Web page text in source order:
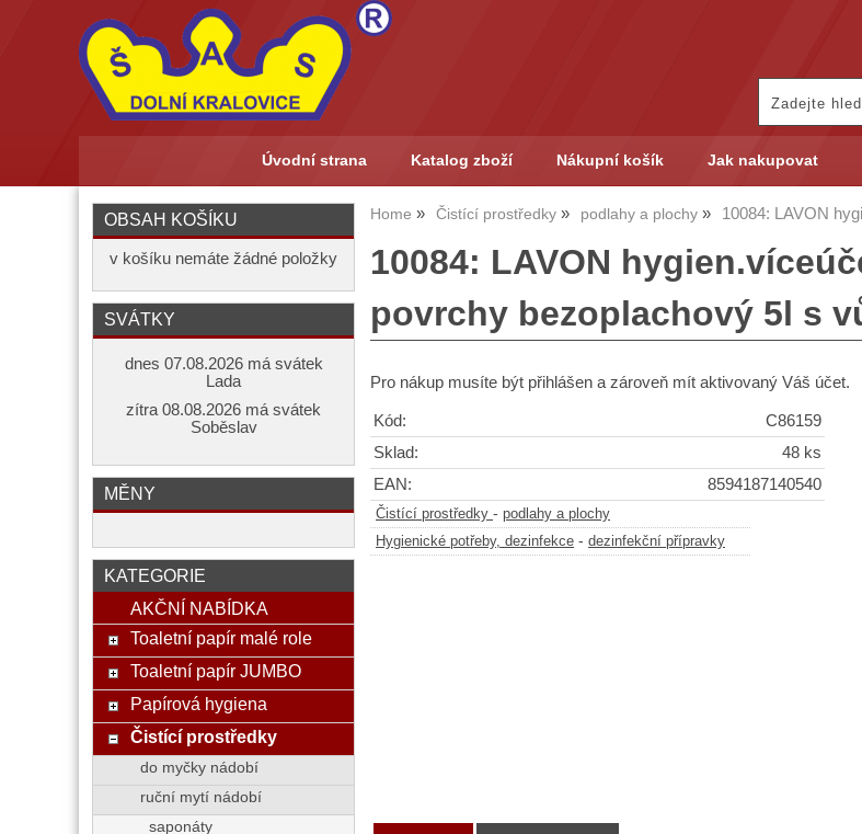
Úvodní strana Katalog zboží Nákupní košík Jak nakupovat
Home Čistící prostředky podlahy a plochy 10084: LAVON
10084: LAVON
povrchy bezoplachový 5l s
Pro nákup musíte být přihlášen a zároveň mít aktivovaný Váš účet.
Kód:
C86159
Sklad:
48 ks
EAN:
8594187140540
Čistící prostředky - podlahy a plochy
Hygienické potřeby, dezinfekce - dezinfekční přípravky
OBSAH KOŠÍKU
v košíku nemáte žádné položky
SVÁTKY
dnes 07.08.2026 má svátek
Lada
zítra 08.08.2026 má svátek
Soběslav
MĚNY
KATEGORIE
AKČNÍ NABÍDKA
Toaletní papír malé role
Toaletní papír JUMBO
Papírová hygiena
Čistící prostředky
do myčky nádobí
ruční mytí nádobí
saponáty